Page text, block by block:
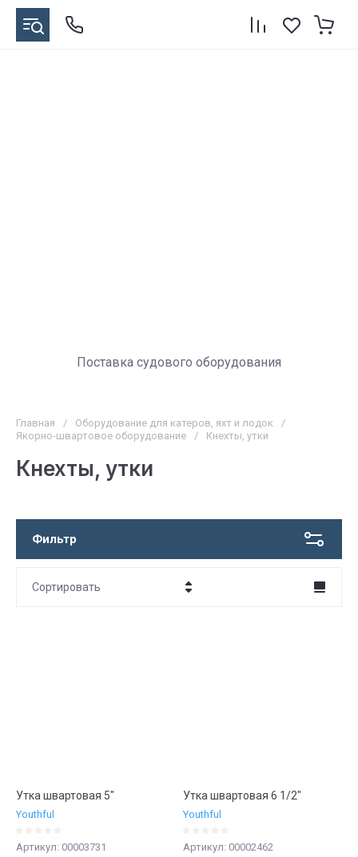
Поставка судового оборудования
Главная / Оборудование для катеров, яхт и лодок
/
Якорно-швартовое оборудование
/ Кнехты, утки
Кнехты, утки
Фильтр
Сортировать
Утка швартовая 5"
Youthful
Артикул: 00003731
Утка швартовая 6 1/2"
Youthful
Артикул: 00002462